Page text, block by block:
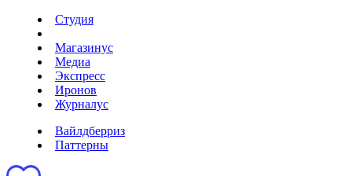
Студия
Магазинус
Медиа
Экспресс
Иронов
Журналус
Вайлдберриз
Паттерны